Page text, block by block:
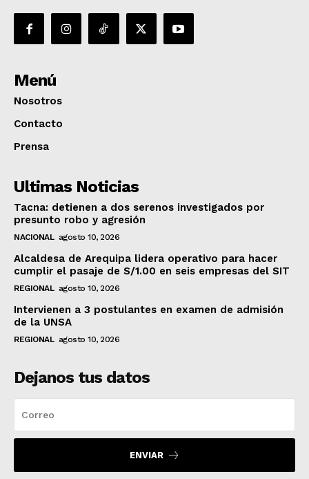
Menú
Nosotros
Contacto
Prensa
Ultimas Noticias
Tacna: detienen a dos serenos investigados por
presunto robo y agresión
NACIONAL agosto 10, 2026
Alcaldesa de Arequipa lidera operativo para hacer
cumplir el pasaje de S/1.00 en seis empresas del SIT
REGIONAL agosto 10, 2026
Intervienen a 3 postulantes en examen de admisión
de la UNSA
REGIONAL agosto 10, 2026
Dejanos tus datos
ENVIAR